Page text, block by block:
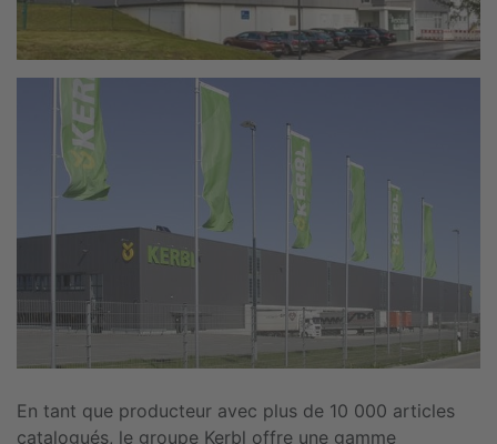
En tant que producteur avec plus de 10 000 articles
catalogués, le groupe Kerbl offre une gamme